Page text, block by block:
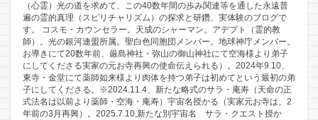
（心霊）光の道を求めて、この40数年間の歩み関連等を通した永遠普
遍の霊的真理（スピリチャリズム）の探求と研鑽、実体験のブログで
す。 コスモ・カウンセラー。天成のシャーマン。アデプト（霊的教
師）。光の銀河連盟所属。聖白色同胞団メンバー。地球神庁メンバー。
お導きにて20数年前、厳島神社・弥山の御山神社にて空海様より弟子
にしてくださる実家の元お寺再興の使命伝えられる）。2024年9.10、
東寺・金堂にて薬師如来様より肉体を持つ弟子は初めてという最初の弟
子にしてくださる。※2024.11.4、新たな略式のサラ・庵寿（天命の正
式法名は以前より薬師・空海・庵寿）宇宙名授かる（実家元お寺は、2
年前の3月再興）。2025.7.10,新たな別宇宙名 サラ・クエスト授か